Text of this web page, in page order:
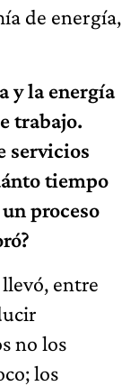
de energía,
y la energía
trabajo.
servicios
tiempo
proceso
entre
no los
los